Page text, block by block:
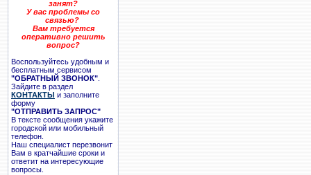
занят?
У вас проблемы со
связью?
Вам требуется
оперативно решить
вопрос?
Воспользуйтесь удобным и
бесплатным сервисом
"ОБРАТНЫЙ ЗВОНОК"
Зайдите в раздел
КОНТАКТЫ и заполните
форму
"ОТПРАВИТЬ ЗАПРОС"
В тексте сообщения укажите
городской или мобильный
телефон.
Наш специалист перезвонит
Вам в кратчайшие сроки и
ответит на интересующие
вопросы.